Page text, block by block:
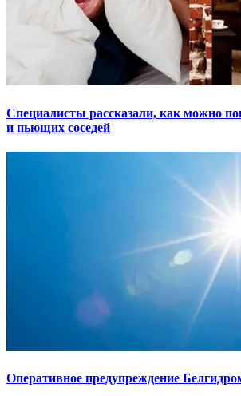
Специалисты рассказали, как можно
и пьющих соседей
Оперативное предупреждение